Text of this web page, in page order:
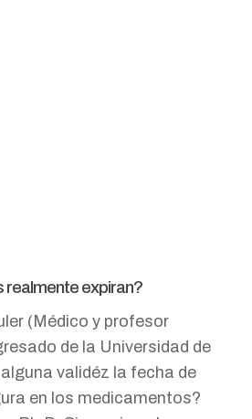
expiran?
(Médico y profesor
de la Universidad de
validéz la fecha de
en los medicamentos?